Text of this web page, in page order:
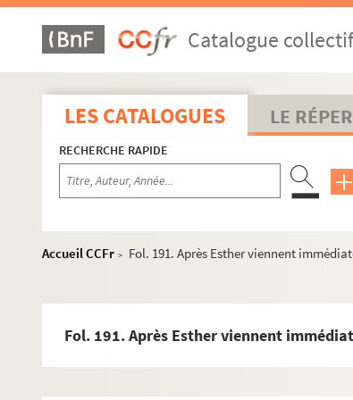
Catalogue
LES CATALOGUES LE
RECHERCHE RAPIDE
Accueil CCFr >
Fol. 191. Après Esther viennent
Fol. 191. Après Esther viennent